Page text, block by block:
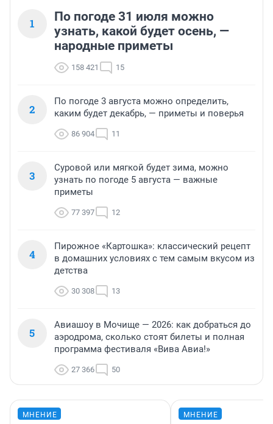
1
По погоде 31 июля можно
узнать, какой будет осень, —
народные приметы
158 421 15
2
По погоде 3 августа можно определить,
каким будет декабрь, — приметы и поверья
86 904 11
3
Суровой или мягкой будет зима, можно
узнать по погоде 5 августа — важные
приметы
77 397 12
4
Пирожное «Картошка»: классический рецепт
в домашних условиях с тем самым вкусом из
детства
30 308 13
5
Авиашоу в Мочище — 2026: как добраться до
аэродрома, сколько стоят билеты и полная
программа фестиваля «Вива Авиа!»
27 366 50
МНЕНИЕ МНЕНИЕ